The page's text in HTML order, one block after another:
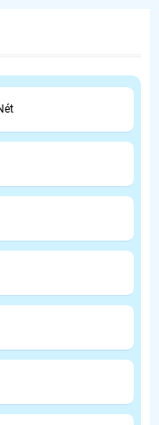
văn phòng của